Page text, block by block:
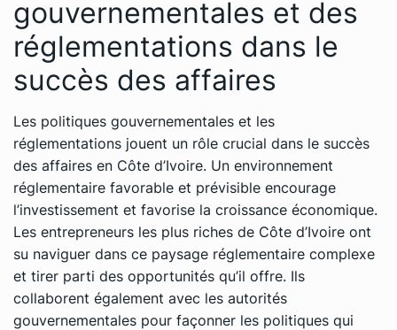
gouvernementales et des
réglementations dans le
succès des affaires
Les politiques gouvernementales et les
réglementations jouent un rôle crucial dans le succès
des affaires en Côte d’Ivoire. Un environnement
réglementaire favorable et prévisible encourage
l’investissement et favorise la croissance économique.
Les entrepreneurs les plus riches de Côte d’Ivoire ont
su naviguer dans ce paysage réglementaire complexe
et tirer parti des opportunités qu’il offre. Ils
collaborent également avec les autorités
gouvernementales pour façonner les politiques qui